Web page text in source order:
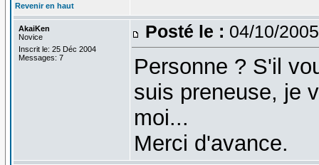
Revenir en haut
AkaiKen
Novice
Inscrit le: 25 Déc 2004
Messages: 7
Posté le : 04/10/
Personne ? S'il
suis preneuse, je
moi...
Merci d'avance.